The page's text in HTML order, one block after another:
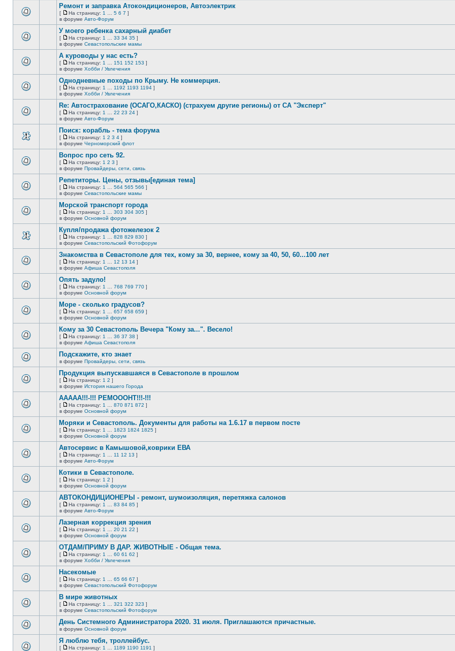
непрочитанных
сообщений.
непрочитанных
сообщений.
этой
непрочитанных
Ремонт и заправка Атокондиционеров, Автоэлектрик
[
На
страницу
На страницу: 1 5 6 7 ]
в форуме Авто-Форум
этой
непрочитанных
сообщений.
У моего ребенка сахарный диабет
[
На
страницу
На страницу: 1 33 34 35 ]
в форуме Севастопольские мамы
этой
непрочитанных
сообщений.
А куроводы у нас есть?
[
На
страницу
На страницу: 1 151 152 153 ]
в форуме Хобби / Увлечения
этой
непрочитанных
сообщений.
Однодневные походы по Крыму. Не коммерция.
[
На
страницу
На страницу: 1 1192 1193 1194 ]
в форуме Хобби / Увлечения
этой
непрочитанных
сообщений.
Re: Автострахование (ОСАГО,КАСКО) (страхуем другие регионы) от СА "Эксперт"
[
На
страницу
На страницу: 1 22 23 24 ]
в форуме Авто-Форум
этой
непрочитанных
сообщений.
Поиск: корабль - тема форума
[
На
страницу
На страницу: 1 2 3 4 ]
в форуме Черноморский флот
этой
непрочитанных
сообщений.
Вопрос про сеть 92.
[
На
страницу
На страницу: 1 2 3 ]
в форуме Провайдеры, сети, связь
этой
непрочитанных
сообщений.
Репетиторы. Цены, отзывы[единая тема]
[
На
страницу
На страницу: 1 564 565 566 ]
в форуме Севастопольские мамы
этой
непрочитанных
сообщений.
Морской транспорт города
[
На
страницу
На страницу: 1 303 304 305 ]
в форуме Основной форум
этой
непрочитанных
сообщений.
Купля/продажа фотожелезок 2
[
На
страницу
На страницу: 1 828 829 830 ]
в форуме Севастопольский Фотофорум
этой
непрочитанных
сообщений.
Знакомства в Севастополе для тех, кому за 30, вернее, кому за 40, 50, 60...100 лет
[
На
страницу
На страницу: 1 12 13 14 ]
в форуме Афиша Севастополя
этой
непрочитанных
сообщений.
Опять задуло!
[
На
страницу
На страницу: 1 768 769 770 ]
в форуме Основной форум
этой
непрочитанных
сообщений.
Море - сколько градусов?
[
На
страницу
На страницу: 1 657 658 659 ]
в форуме Основной форум
этой
непрочитанных
сообщений.
Кому за 30 Севастополь Вечера "Кому за...". Весело!
[
На
страницу
На страницу: 1 36 37 38 ]
в форуме Афиша Севастополя
непрочитанных
сообщений.
Подскажите, кто знает
в форуме Провайдеры, сети, связь
этой
непрочитанных
сообщений.
Продукция выпускавшаяся в Севастополе в прошлом
[
На
страницу
На страницу: 1 2 ]
в форуме История нашего Города
этой
непрочитанных
ААААА!!!-!!! РЕМОООНТ!!!-!!!
[
На
страницу
На страницу: 1 870 871 872 ]
в форуме Основной форум
этой
непрочитанных
сообщений.
Моряки и Севастополь. Документы для работы на 1.6.17 в первом посте
[
На
страницу
На страницу: 1 1823 1824 1825 ]
в форуме Основной форум
этой
непрочитанных
Автосервис в Камышовой,коврики ЕВА
[
На
страницу
На страницу: 1 11 12 13 ]
в форуме Авто-Форум
этой
непрочитанных
сообщений.
Котики в Севастополе.
[
На
страницу
На страницу: 1 2 ]
в форуме Основной форум
этой
непрочитанных
сообщений.
АВТОКОНДИЦИОНЕРЫ - ремонт, шумоизоляция, перетяжка салонов
[
На
страницу
На страницу: 1 83 84 85 ]
в форуме Авто-Форум
этой
непрочитанных
сообщений.
Лазерная коррекция зрения
[
На
страницу
На страницу: 1 20 21 22 ]
в форуме Основной форум
этой
непрочитанных
сообщений.
ОТДАМ/ПРИМУ В ДАР. ЖИВОТНЫЕ - Общая тема.
[
На
страницу
На страницу: 1 60 61 62 ]
в форуме Хобби / Увлечения
этой
непрочитанных
сообщений.
Насекомые
[
На
страницу
На страницу: 1 65 66 67 ]
в форуме Севастопольский Фотофорум
этой
непрочитанных
сообщений.
В мире животных
[
На
страницу
На страницу: 1 321 322 323 ]
в форуме Севастопольский Фотофорум
День Системного Администратора 2020. 31 июля. Приглашаются причастные.
в форуме Основной форум
Я люблю тебя, троллейбус.
[
На страницу: 1 1189 1190 1191 ]